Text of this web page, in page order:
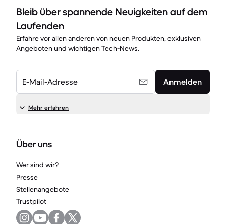
Bleib über spannende Neuigkeiten auf dem
Laufenden
Erfahre vor allen anderen von neuen Produkten, exklusiven
Angeboten und wichtigen Tech-News.
E-Mail-Adresse Anmelden
Mehr erfahren
Über uns
Wer sind wir?
Presse
Stellenangebote
Trustpilot